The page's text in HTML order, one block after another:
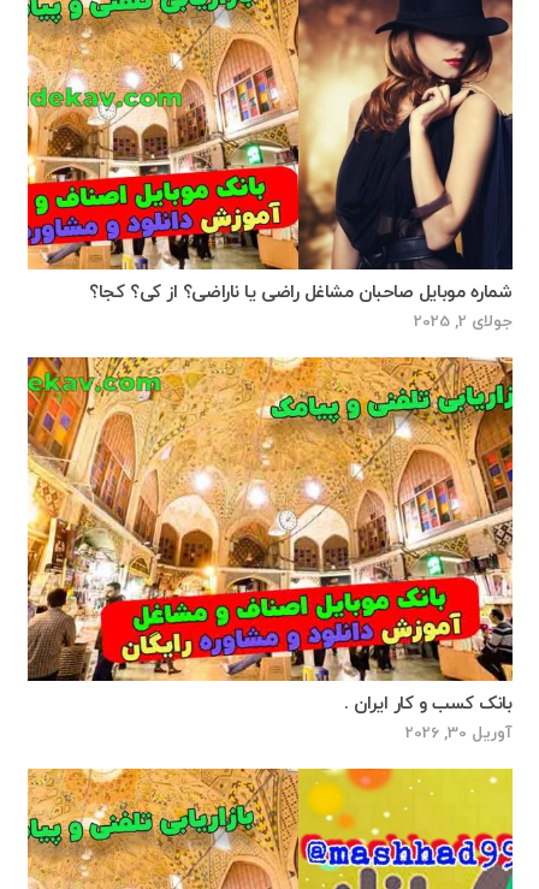
شماره موبایل صاحبان مشاغل راضى يا ناراضى؟ از كى؟ كجا؟
جولای 2, 2025
بانک کسب و کار ایران .
آوریل 30, 2026